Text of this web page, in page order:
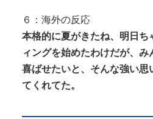
６：海外の反応
本格的に夏がきたね、明日ち
ィングを始めたわけだが、み
喜ばせたいと、そんな強い思
てくれてた。